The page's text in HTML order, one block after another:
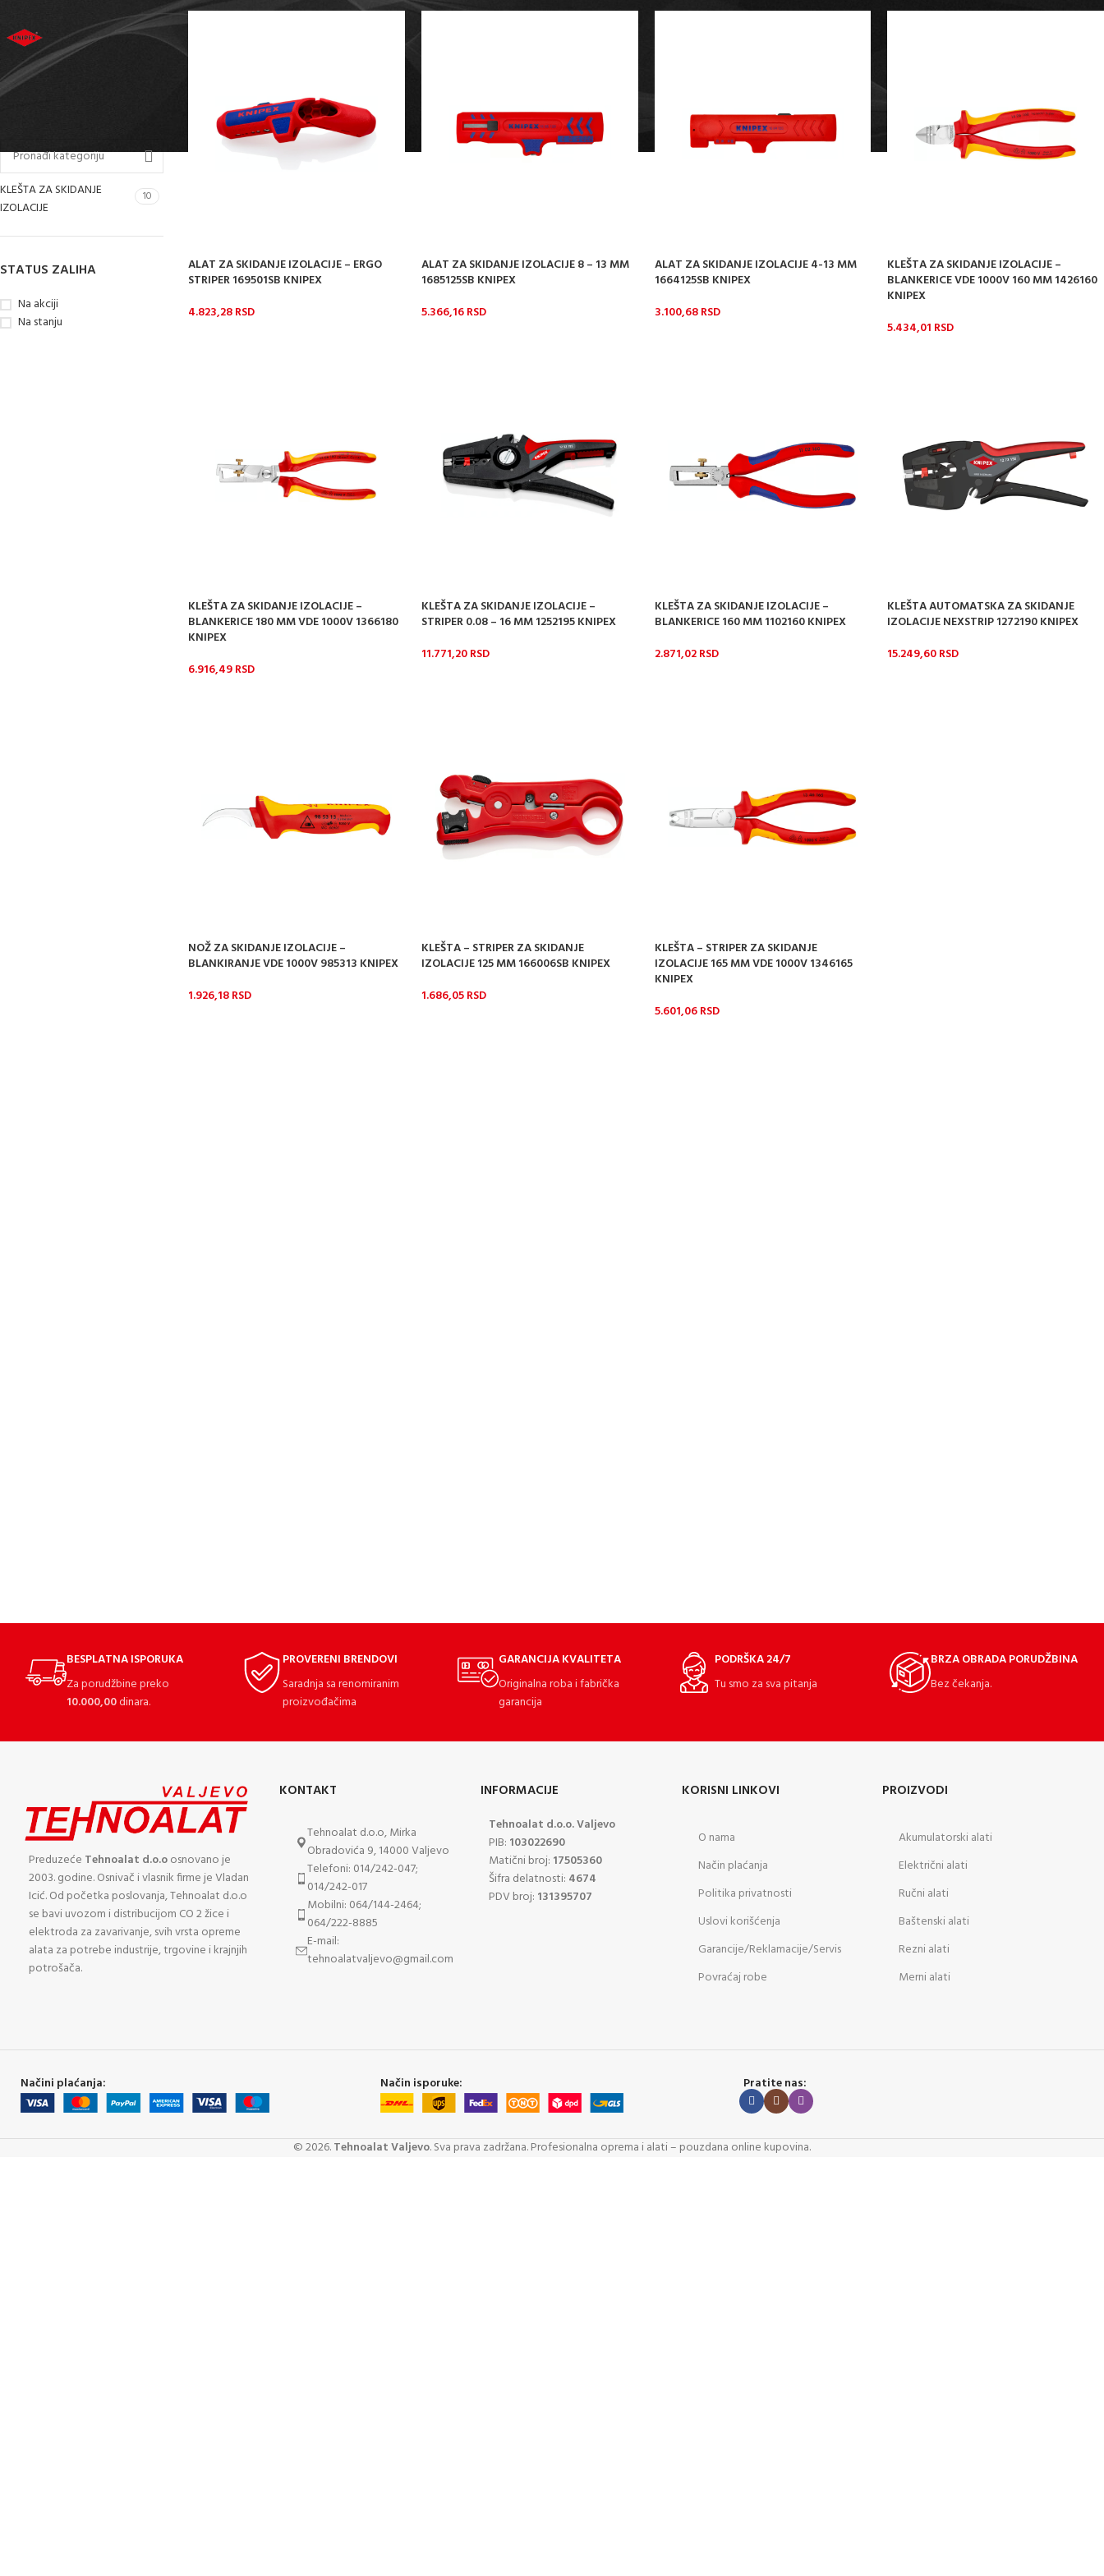
KNIPEX 11
KLEŠTA ZA SKIDANJE
IZOLACIJE
10
STATUS ZALIHA
Na akciji
Na stanju
ALAT ZA SKIDANJE IZOLACIJE – ERGO
STRIPER 169501SB KNIPEX
4.823,28RSD
ALAT ZA SKIDANJE IZOLACIJE 8 – 13 MM
1685125SB KNIPEX
5.366,16RSD
ALAT ZA SKIDANJE IZOLACIJE 4-13 MM
1664125SB KNIPEX
3.100,68RSD
KLEŠTA ZA SKIDANJE IZOLACIJE –
BLANKERICE VDE 1000V 160 MM 1426160
KNIPEX
5.434,01 RSD
KLEŠTA ZA SKIDANJE IZOLACIJE –
BLANKERICE 180 MM VDE 1000V 1366180
KNIPEX
6.916,49RSD
KLEŠTA ZA SKIDANJE IZOLACIJE –
STRIPER 0.08 – 16 MM 1252195 KNIPEX
11.771,20RSD
KLEŠTA ZA SKIDANJE IZOLACIJE –
BLANKERICE 160 MM 1102160 KNIPEX
2.871,02RSD
KLEŠTA AUTOMATSKA ZA SKIDANJE
IZOLACIJE NEXSTRIP 1272190 KNIPEX
15.249,60RSD
NOŽ ZA SKIDANJE IZOLACIJE –
BLANKIRANJE VDE 1000V 985313 KNIPEX
1.926,18RSD
KLEŠTA – STRIPER ZA SKIDANJE
IZOLACIJE 125 MM 166006SB KNIPEX
1.686,05RSD
KLEŠTA – STRIPER ZA SKIDANJE
IZOLACIJE 165 MM VDE 1000V 1346165
KNIPEX
5.601,06RSD
BESPLATNA ISPORUKA
Za porudžbine preko
10.000,00dinara.
PROVERENI BRENDOVI
Saradnja sa renomiranim
proizvođačima
GARANCIJA KVALITETA
Originalna roba i fabrička
garancija
PODRŠKA 24/7
Tu smo za sva pitanja
BRZA OBRADA PORUDŽBINA
Bez čekanja.
Preduzeće Tehnoalat d.o.oosnovano je
2003. godine. Osnivač i vlasnik firme je Vladan
Icić. Od početka poslovanja, Tehnoalat d.o.o
se bavi uvozom i distribucijom CO 2 žice i
elektroda za zavarivanje, svih vrsta opreme
alata za potrebe industrije, trgovine i krajnjih
potrošača.
KONTAKT
Tehnoalat d.o.o, Mirka
Obradovića 9, 14000 Valjevo
Telefoni: 014/242-047;
014/242-017
Mobilni: 064/144-2464;
064/222-8885
E-mail:
tehnoalatvaljevo@gmail.com
INFORMACIJE
Tehnoalat d.o.o. Valjevo
PIB: 103022690
Matični broj: 17505360
Šifra delatnosti: 4674
PDV broj: 131395707
KORISNI LINKOVI
O nama
Način plaćanja
Politika privatnosti
Uslovi korišćenja
Garancije/Reklamacije/Servis
Povraćaj robe
PROIZVODI
Akumulatorski alati
Električni alati
Ručni alati
Baštenski alati
Rezni alati
Merni alati
Načini plaćanja: Način isporuke: Pratite nas:
©2026.Tehnoalat Valjevo. Sva prava zadržana. Profesionalna oprema i alati – pouzdana online kupovina.